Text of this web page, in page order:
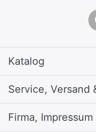
Katalog
Service, Versand
Firma,